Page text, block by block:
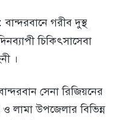
বান্দরবানে গরীব দুস্থ
চিকিৎসাসেবা
।
সেনা রিজিয়নের
উপজেলার বিভিন্ন